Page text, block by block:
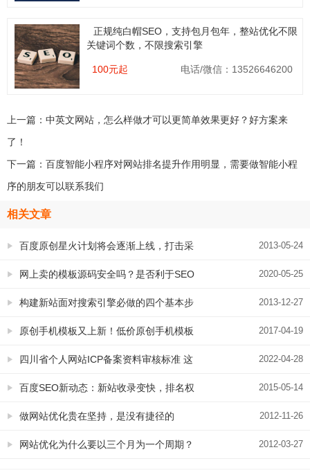
正规纯白帽SEO，支持包月包年，整站优化不限
关键词个数，不限搜索引擎
100元起 电话/微信：13526646200
上一篇： 中英文网站，怎么样做才可以更简单效果更好？好方案来
了！
下一篇： 百度智能小程序对网站排名提升作用明显，需要做智能小程
序的朋友可以联系我们
相关文章
2013-05-24
百度原创星火计划将会逐渐上线，打击采
集盗版迫在眉睫 2020-05-25
网上卖的模板源码安全吗？是否利于SEO
2013-12-27
构建新站面对搜索引擎必做的四个基本步
骤 2017-04-19
原创手机模板又上新！低价原创手机模板
风暴来袭！ 2022-04-28
四川省个人网站ICP备案资料审核标准 这
样填写资料才过关 2015-05-14
百度SEO新动态：新站收录变快，排名权
重提升更迟钝 2012-11-26
做网站优化贵在坚持，是没有捷径的
2012-03-27
网站优化为什么要以三个月为一个周期？